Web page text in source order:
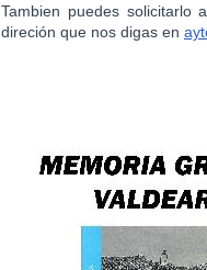
Tambien puedes
direción que nos digas en